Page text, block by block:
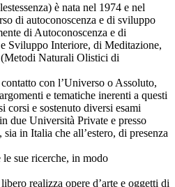
è nata nel 1974 e nel
di autoconoscenza e di sviluppo
di Autoconoscenza e di
Sviluppo Interiore, di Meditazione,
Naturali Olistici di
con l’Universo o Assoluto,
e tematiche inerenti a questi
corsi e sostenuto diversi esami
due Università Private e presso
in Italia che all’estero, di presenza
sue ricerche, in modo
realizza opere d’arte e oggetti di